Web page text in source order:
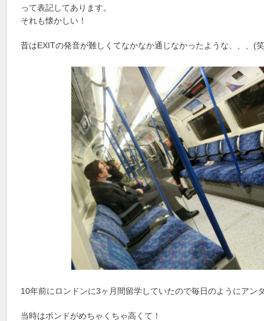
って表記してあります。
それも懐かしい！
昔はEXITの発音が難しくてなかなか通じなかったような、、、(
10年前にロンドンに3ヶ月間留学していたので毎日のようにアン
当時はポンドがめちゃくちゃ高くて！